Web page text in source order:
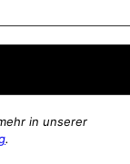
in unserer
.